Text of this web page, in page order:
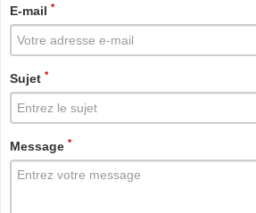
E-mail *
Sujet *
Message *